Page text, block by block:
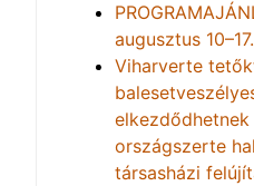
augusztus
Viharverte
elkezdődhetnek
országszerte
társasházi